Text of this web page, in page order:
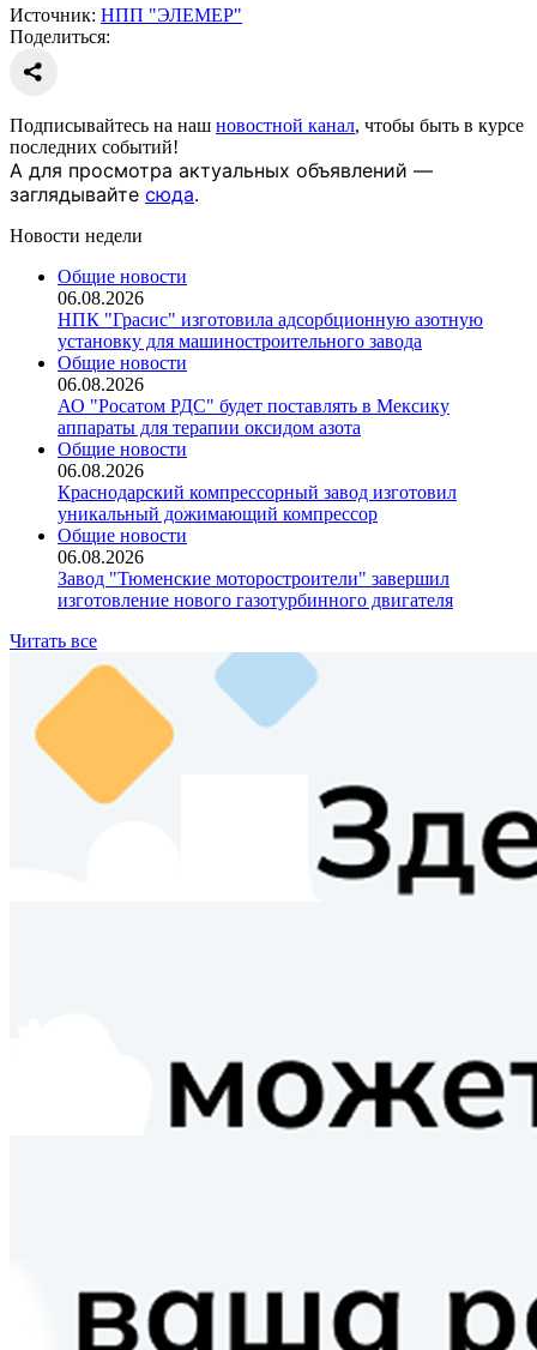
Источник: НПП "ЭЛЕМЕР"
Поделиться:
Подписывайтесь на наш новостной канал, чтобы быть в курсе
последних событий!
А для просмотра актуальных объявлений —
заглядывайте сюда.
Новости недели
Общие новости
06.08.2026
НПК "Грасис" изготовила адсорбционную азотную
установку для машиностроительного завода
Общие новости
06.08.2026
АО "Росатом РДС" будет поставлять в Мексику
аппараты для терапии оксидом азота
Общие новости
06.08.2026
Краснодарский компрессорный завод изготовил
уникальный дожимающий компрессор
Общие новости
06.08.2026
Завод "Тюменские моторостроители" завершил
изготовление нового газотурбинного двигателя
Читать все